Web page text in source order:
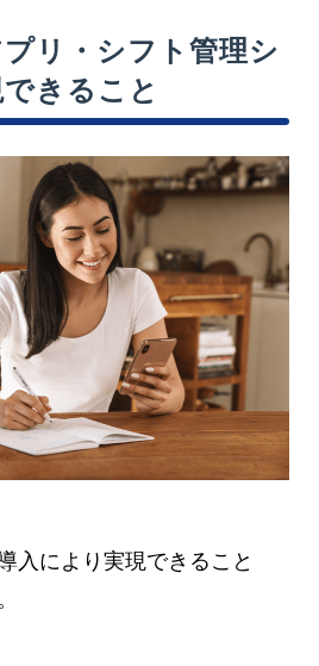
リ・シフト管理シ
きること
入により実現できること